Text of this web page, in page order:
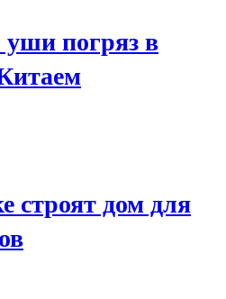
погряз в
строят дом для